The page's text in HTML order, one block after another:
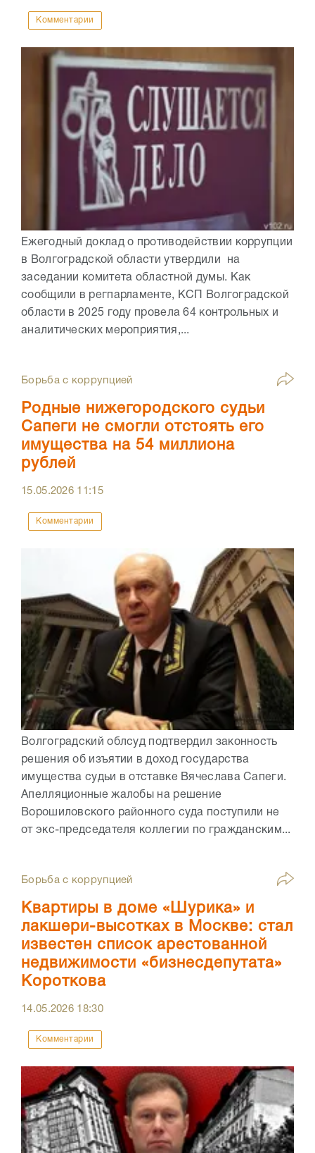
Комментарии
Ежегодный доклад о противодействии коррупции
в Волгоградской области утвердили на
заседании комитета областной думы. Как
сообщили в регпарламенте, КСП Волгоградской
области в 2025 году провела 64 контрольных и
аналитических мероприятия,...
Борьба с коррупцией
Родные нижегородского судьи
Сапеги не смогли отстоять его
имущества на 54 миллиона
рублей
15.05.2026 11:15
Комментарии
Волгоградский облсуд подтвердил законность
решения об изъятии в доход государства
имущества судьи в отставке Вячеслава Сапеги.
Апелляционные жалобы на решение
Ворошиловского районного суда поступили не
от экс-председателя коллегии по гражданским...
Борьба с коррупцией
Квартиры в доме «Шурика» и
лакшери-высотках в Москве: стал
известен список арестованной
недвижимости «бизнесдепутата»
Короткова
14.05.2026 18:30
Комментарии